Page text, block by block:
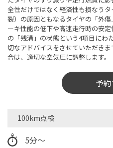
全性だけではなく経済性も損なう
裂）の原因ともなるタイヤの「外
ーキ性能の低下や高速走行時の安
の「残溝」の状態という4項目にわ
切なアドバイスをさせていただき
合は、適切な空気圧に調整します。
予
100km点検
5分～